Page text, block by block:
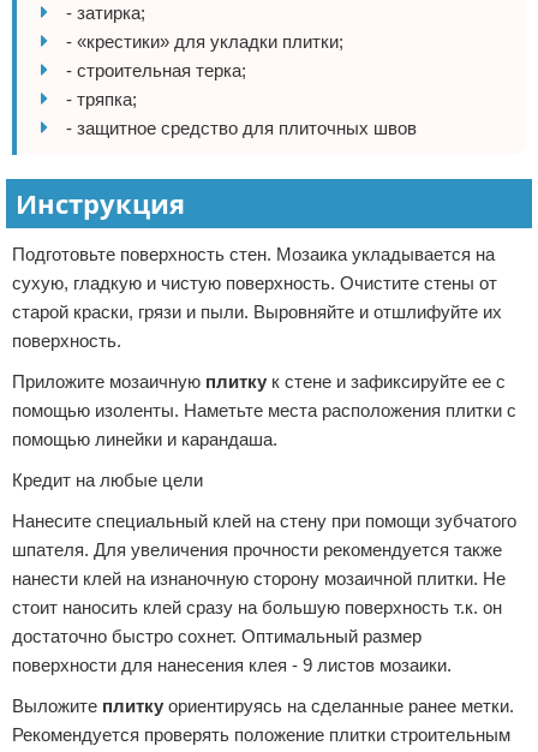
- затирка;
- «крестики» для укладки плитки;
- строительная терка;
- тряпка;
- защитное средство для плиточных швов
Инструкция
Подготовьте поверхность стен. Мозаика укладывается на
сухую, гладкую и чистую поверхность. Очистите стены от
старой краски, грязи и пыли. Выровняйте и отшлифуйте их
поверхность.
Приложите мозаичную плитку к стене и зафиксируйте ее с
помощью изоленты. Наметьте места расположения плитки с
помощью линейки и карандаша.
Кредит на любые цели
Нанесите специальный клей на стену при помощи зубчатого
шпателя. Для увеличения прочности рекомендуется также
нанести клей на изнаночную сторону мозаичной плитки. Не
стоит наносить клей сразу на большую поверхность т.к. он
достаточно быстро сохнет. Оптимальный размер
поверхности для нанесения клея - 9 листов мозаики.
Выложите плитку ориентируясь на сделанные ранее метки.
Рекомендуется проверять положение плитки строительным